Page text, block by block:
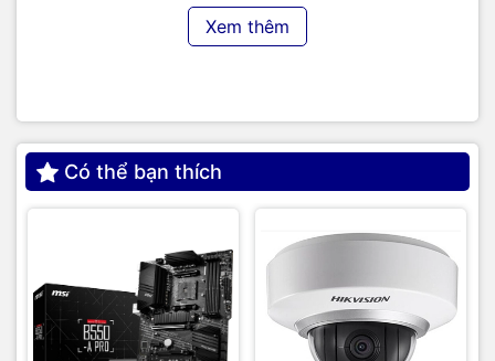
- Catalyst 4500 and 4500-X
- Catalyst 6800 Series
- Cisco 1941 Series Router
- Cisco 3200, 3600, 3700
Series Router
- Cisco ME 4600 and ME
4900 Series
- Cisco MWR 2941 Mobile
Wireless Router
- CRS Router Series
- CSS 11500 Series
Series
- NAM 2200 Series
Xem thêm
Có thể bạn thích